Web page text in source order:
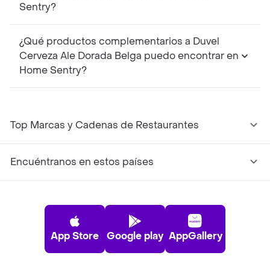
Sentry?
¿Qué productos complementarios a Duvel
Cerveza Ale Dorada Belga puedo encontrar en
Home Sentry?
Top Marcas y Cadenas de Restaurantes
Encuéntranos en estos países
App Store Google play AppGallery